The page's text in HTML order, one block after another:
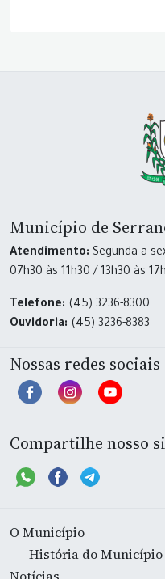
Município de
Atendimento: Segunda a
07h30 às 11h30 / 13h30 às
Telefone: (45) 3236-8300
Ouvidoria: (45) 3236-8383
Nossas redes sociais
Compartilhe nosso
O Município
História do Município